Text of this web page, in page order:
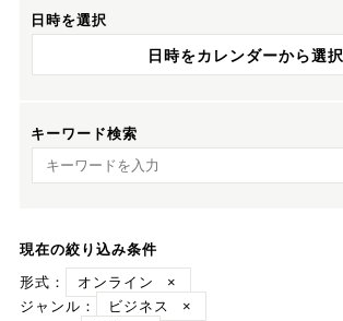
日時を選択
日時をカレンダーから選択
キーワード検索
キーワード検索
現在の絞り込み条件
形式：
オンライン
×
ジャンル：
ビジネス
×